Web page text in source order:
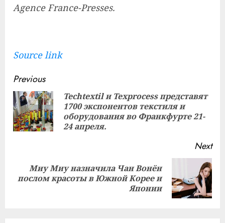
Agence France-Presses.
Source link
Continue
Reading
Previous
Techtextil и Texprocess представят
1700 экспонентов текстиля и
оборудования во Франкфурте 21-
24 апреля.
Next
Next
Миу Миу назначила Чан Вонён
послом красоты в Южной Корее и
Японии